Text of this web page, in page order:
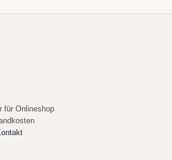
für Onlineshop